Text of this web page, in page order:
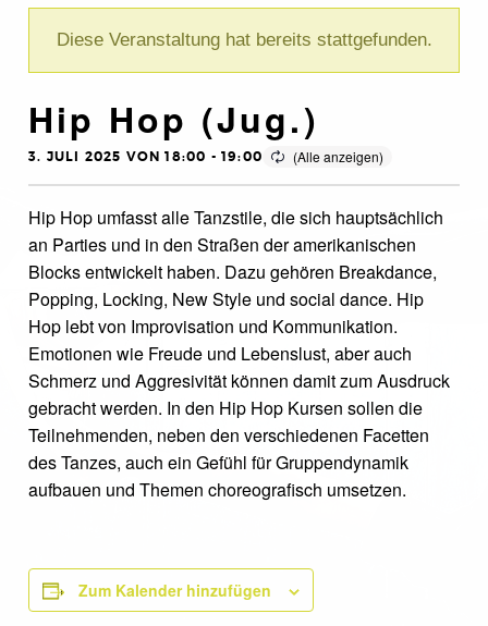
Diese Veranstaltung hat bereits stattgefunden.
Hip Hop (Jug.)
3. JULI 2025 VON 18:00 -19:00
Hip Hop umfasst alle Tanzstile, die sich hauptsächlich
an Parties und in den Straßen der amerikanischen
Blocks entwickelt haben. Dazu gehören Breakdance,
Popping, Locking, New Style und social dance. Hip
Hop lebt von Improvisation und Kommunikation.
Emotionen wie Freude und Lebenslust, aber auch
Schmerz und Aggresivität können damit zum Ausdruck
gebracht werden. In den Hip Hop Kursen sollen die
Teilnehmenden, neben den verschiedenen Facetten
des Tanzes, auch ein Gefühl für Gruppendynamik
aufbauen und Themen choreografisch umsetzen.
Zum Kalender hinzufügen